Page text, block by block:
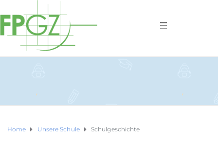
Home Unsere Schule Schulgeschichte